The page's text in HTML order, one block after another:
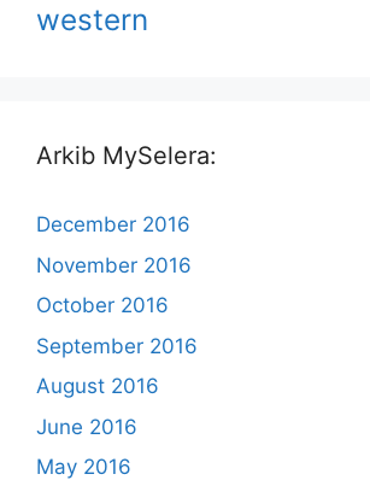
western
Arkib MySelera:
December 2016
November 2016
October 2016
September 2016
August 2016
June 2016
May 2016